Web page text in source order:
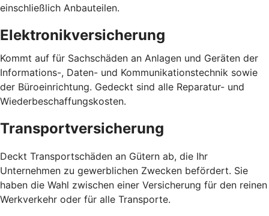
einschließlich Anbauteilen.
Elektronikversicherung
Kommt auf für Sachschäden an Anlagen und Geräten der
Informations-, Daten- und Kommunikationstechnik sowie
der Büroeinrichtung. Gedeckt sind alle Reparatur- und
Wiederbeschaffungskosten.
Transportversicherung
Deckt Transportschäden an Gütern ab, die Ihr
Unternehmen zu gewerblichen Zwecken befördert. Sie
haben die Wahl zwischen einer Versicherung für den reinen
Werkverkehr oder für alle Transporte.